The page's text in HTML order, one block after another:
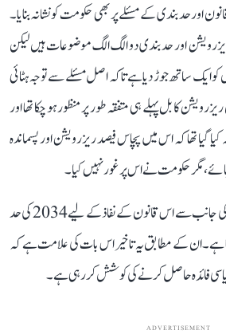
اور حدبندی کے مسئلے پر بھی حکومت کو نشانہ بنایا۔
اور حدبندی دو الگ الگ موضوعات ہیں لیکن
ایک ساتھ جوڑ دیا ہے تاکہ اصل مسئلے سے توجہ ہٹائی
کا بل پہلے ہی متفقہ طور پر منظور ہو چکا تھا اور
گیا تھا کہ اس میں پچاس فیصد ریزرویشن اور پسماندہ
مگر حکومت نے اس پر غور نہیں کیا۔
انہوں نے مزید کہا کہ حکومت کی جانب سے اس قانون کے نفاذ کے لیے 2034 کی حد
ہے۔ ان کے مطابق یہ تاخیر اس بات کی علامت ہے کہ
فائدہ حاصل کرنے کی کوشش کر رہی ہے۔
ADVERTISEMENT